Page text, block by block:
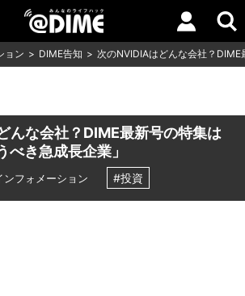
ョン DIME告知 次のNVIDIAはどんな会社？
んな会社？DIME最新号の特集は
べき急成長企業」
ンフォメーション #投資